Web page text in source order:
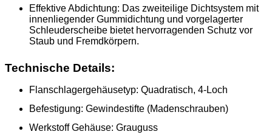
Effektive Abdichtung: Das zweiteilige Dichtsystem mit
innenliegender Gummidichtung und vorgelagerter
Schleuderscheibe bietet hervorragenden Schutz vor
Staub und Fremdkörpern.
Technische Details:
Flanschlagergehäusetyp: Quadratisch, 4-Loch
Befestigung: Gewindestifte (Madenschrauben)
Werkstoff Gehäuse: Grauguss